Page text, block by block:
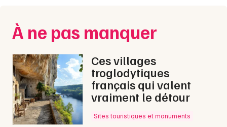
43 - Haute-Loire
Choisir mes départements
À ne pas manquer
Ces villages
troglodytiques
français qui valent
vraiment le détour
Sites touristiques et monuments